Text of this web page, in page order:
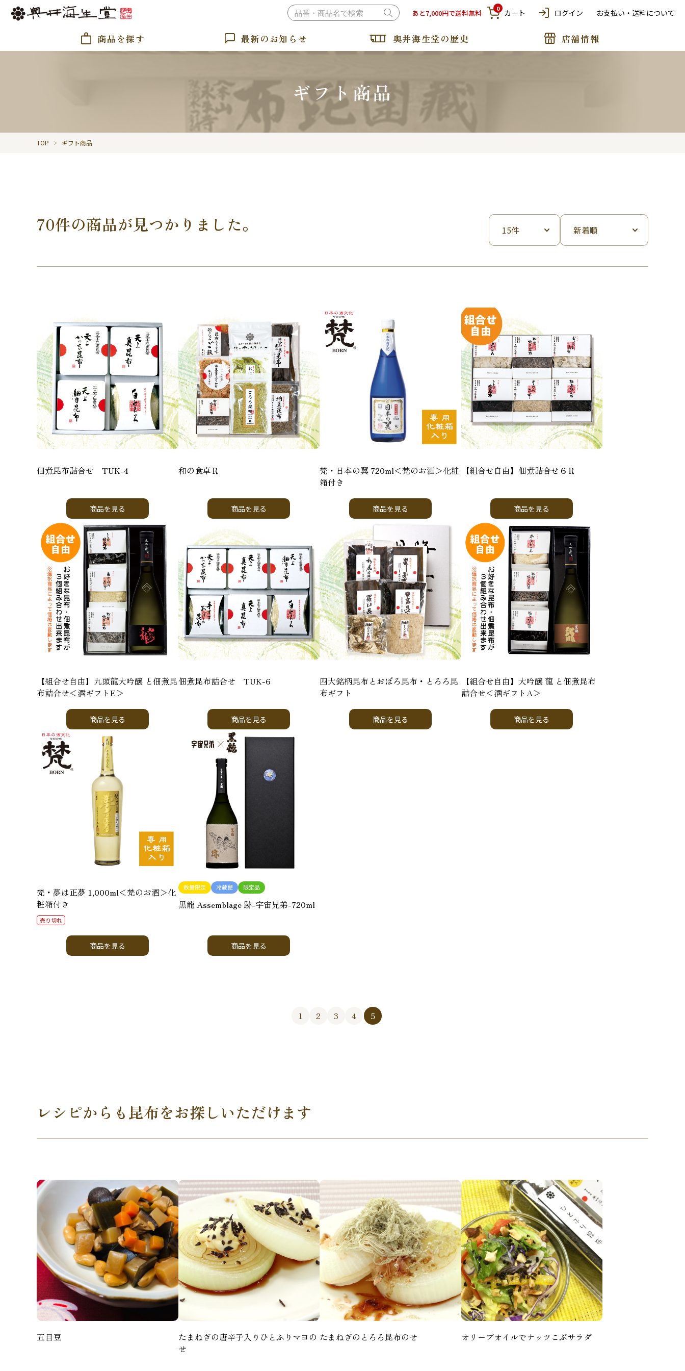
あと7,000円で送料無料 0 カート ログイン お支払い・送料について
商品を探す
おぼろ昆布・とろろ昆布
納豆昆布・ねばるとろろ
最新のお知らせ 奥井海生堂の歴史 店舗情報
ギフト商品
TOP ギフト商品
70件の商品が見つかりました。
佃煮昆布詰合せ TUK-4
商品を見る
和の食卓Ｒ
商品を見る
梵・日本の翼 720ml＜梵のお酒＞化粧
箱付き
商品を見る
【組合せ自由】佃煮詰合せ６Ｒ
商品を見る
【組合せ自由】九頭龍大吟醸 と佃煮昆
布詰合せ＜酒ギフトE＞
商品を見る
佃煮昆布詰合せ TUK-6
商品を見る
四大銘柄昆布とおぼろ昆布・とろろ昆
布ギフト
商品を見る
【組合せ自由】大吟醸 龍 と佃煮昆布
詰合せ＜酒ギフトA＞
商品を見る
梵・夢は正夢 1,000ml＜梵のお酒＞化
粧箱付き
売り切れ
商品を見る
数量限定 冷蔵便 限定品
黒龍 Assemblage 跡-宇宙兄弟-720ml
商品を見る
1 2 3 4 5
レシピからも昆布をお探しいただけます
五目豆
たまねぎの唐辛子入りひとふりマヨの
せ
たまねぎのとろろ昆布のせ オリーブオイルでナッツこぶサラダ